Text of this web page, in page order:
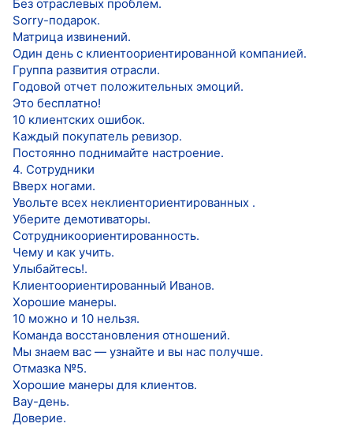
Без отраслевых проблем.
Sorry-подарок.
Матрица извинений.
Один день с клиентоориентированной компанией.
Группа развития отрасли.
Годовой отчет положительных эмоций.
Это бесплатно!
10 клиентских ошибок.
Каждый покупатель ревизор.
Постоянно поднимайте настроение.
4. Сотрудники
Вверх ногами.
Увольте всех неклиенториентированных .
Уберите демотиваторы.
Сотрудникоориентированность.
Чему и как учить.
Улыбайтесь!.
Клиентоориентированный Иванов.
Хорошие манеры.
10 можно и 10 нельзя.
Команда восстановления отношений.
Мы знаем вас — узнайте и вы нас получше.
Отмазка №5.
Хорошие манеры для клиентов.
Вау-день.
Доверие.